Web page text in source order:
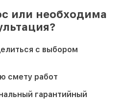
или необходима
с выбором
смету работ
гарантийный